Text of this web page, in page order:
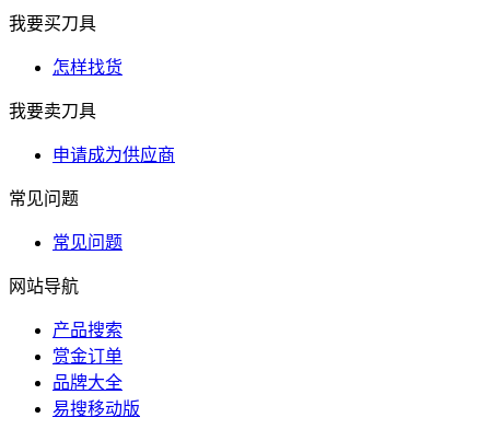
我要买刀具
怎样找货
我要卖刀具
申请成为供应商
常见问题
常见问题
网站导航
产品搜索
赏金订单
品牌大全
易搜移动版